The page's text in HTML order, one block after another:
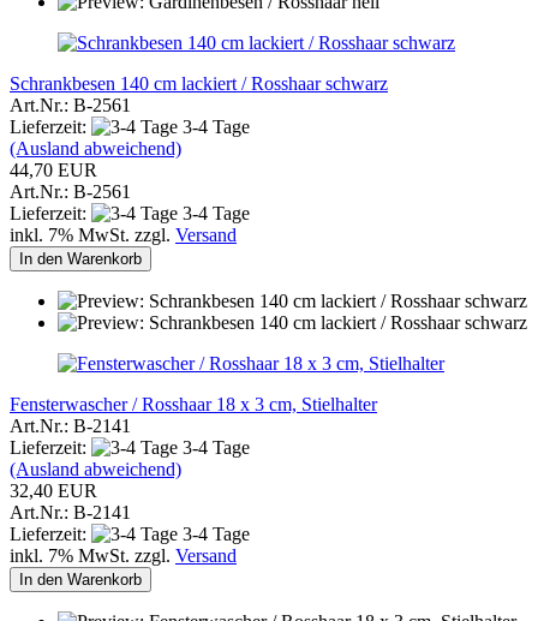
Schrankbesen 140 cm lackiert / Rosshaar schwarz
Art.Nr.: B-2561
Lieferzeit:
3-4 Tage
(Ausland abweichend)
44,70 EUR
Art.Nr.: B-2561
Lieferzeit:
3-4 Tage
inkl. 7% MwSt. zzgl. Versand
In den Warenkorb
Fensterwascher / Rosshaar 18 x 3 cm, Stielhalter
Art.Nr.: B-2141
Lieferzeit:
3-4 Tage
(Ausland abweichend)
32,40 EUR
Art.Nr.: B-2141
Lieferzeit:
3-4 Tage
inkl. 7% MwSt. zzgl. Versand
In den Warenkorb